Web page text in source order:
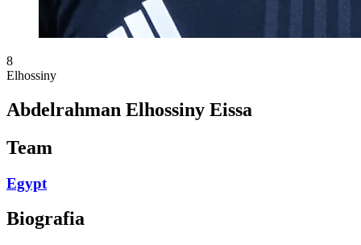
8
Elhossiny
Abdelrahman Elhossiny Eissa
Team
Egypt
Biografia